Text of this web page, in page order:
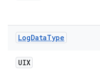
LogDataType
UIX